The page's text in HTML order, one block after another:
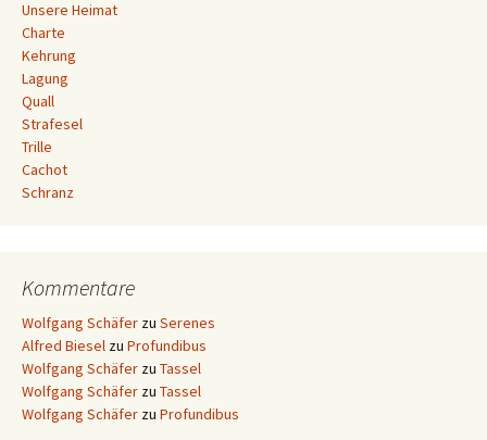
Unsere Heimat
Charte
Kehrung
Lagung
Quall
Strafesel
Trille
Cachot
Schranz
Kommentare
Wolfgang Schäfer zu Serenes
Alfred Biesel zu Profundibus
Wolfgang Schäfer zu Tassel
Wolfgang Schäfer zu Tassel
Wolfgang Schäfer zu Profundibus